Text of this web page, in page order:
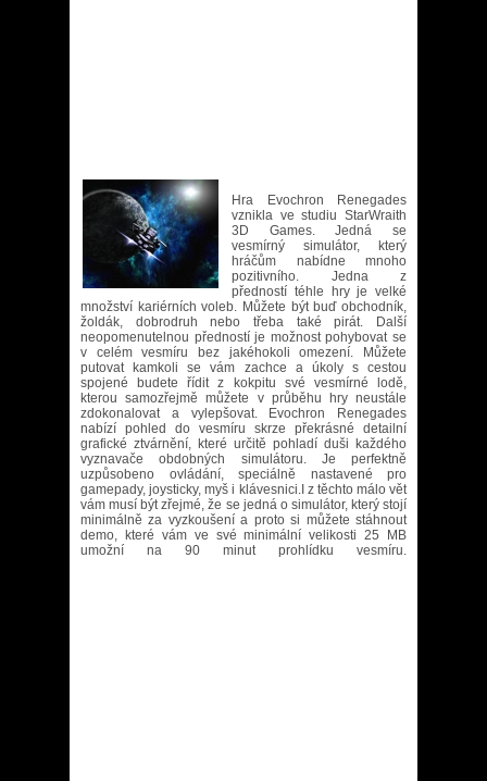
Hra Evochron Renegades
vznikla ve studiu StarWraith
3D Games. Jedná se
vesmírný simulátor, který
hráčům nabídne mnoho
pozitivního. Jedna z
předností téhle hry je velké
množství kariérních voleb. Můžete být buď obchodník,
žoldák, dobrodruh nebo třeba také pirát. Další
neopomenutelnou předností je možnost pohybovat se
v celém vesmíru bez jakéhokoli omezení. Můžete
putovat kamkoli se vám zachce a úkoly s cestou
spojené budete řídit z kokpitu své vesmírné lodě,
kterou samozřejmě můžete v průběhu hry neustále
zdokonalovat a vylepšovat. Evochron Renegades
nabízí pohled do vesmíru skrze překrásné detailní
grafické ztvárnění, které určitě pohladí duši každého
vyznavače obdobných simulátoru. Je perfektně
uzpůsobeno ovládání, speciálně nastavené pro
gamepady, joysticky, myš i klávesnici.I z těchto málo vět
vám musí být zřejmé, že se jedná o simulátor, který stojí
minimálně za vyzkoušení a proto si můžete stáhnout
demo, které vám ve své minimální velikosti 25 MB
umožní na 90 minut prohlídku vesmíru.